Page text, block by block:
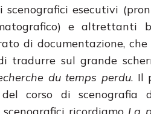
esecutivi
e altrettanti
di documentazione,
sul grande
du temps perdu. Il
corso di scenografia
ricordiamo La